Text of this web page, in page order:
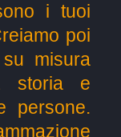
i tuoi
poi
misura
storia e
persone.